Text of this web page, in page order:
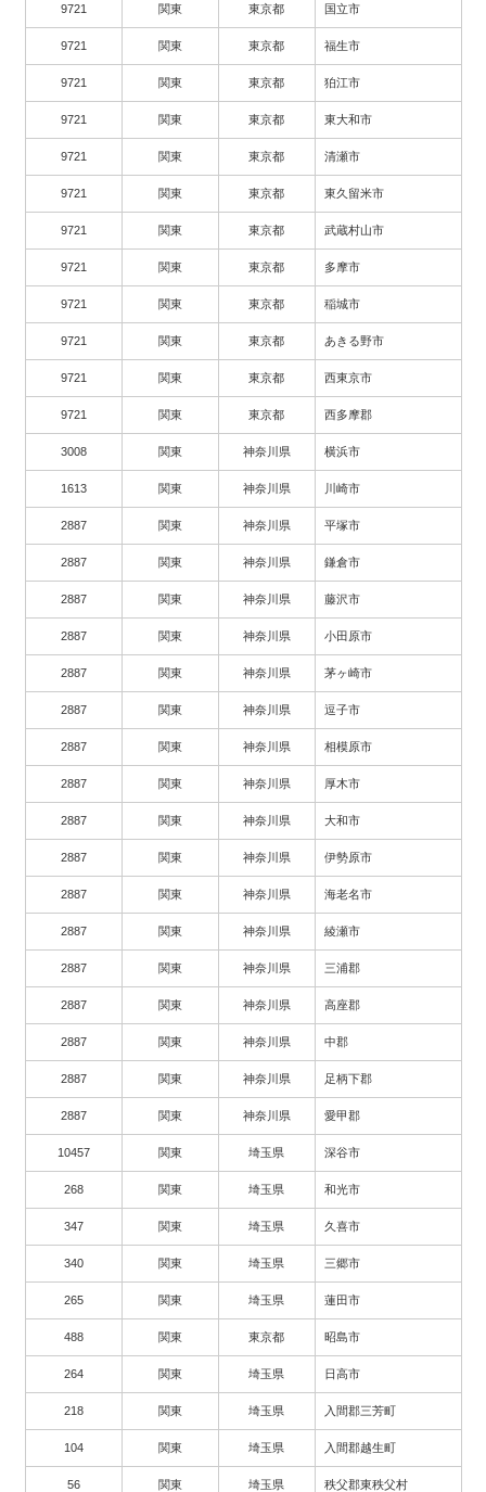
9721 関東 東京都 国立市
9721 関東 東京都 福生市
9721 関東 東京都 狛江市
9721 関東 東京都 東大和市
9721 関東 東京都 清瀬市
9721 関東 東京都 東久留米市
9721 関東 東京都 武蔵村山市
9721 関東 東京都 多摩市
9721 関東 東京都 稲城市
9721 関東 東京都 あきる野市
9721 関東 東京都 西東京市
9721 関東 東京都 西多摩郡
3008 関東 神奈川県 横浜市
1613 関東 神奈川県 川崎市
2887 関東 神奈川県 平塚市
2887 関東 神奈川県 鎌倉市
2887 関東 神奈川県 藤沢市
2887 関東 神奈川県 小田原市
2887 関東 神奈川県 茅ヶ崎市
2887 関東 神奈川県 逗子市
2887 関東 神奈川県 相模原市
2887 関東 神奈川県 厚木市
2887 関東 神奈川県 大和市
2887 関東 神奈川県 伊勢原市
2887 関東 神奈川県 海老名市
2887 関東 神奈川県 綾瀬市
2887 関東 神奈川県 三浦郡
2887 関東 神奈川県 高座郡
2887 関東 神奈川県 中郡
2887 関東 神奈川県 足柄下郡
2887 関東 神奈川県 愛甲郡
10457 関東 埼玉県 深谷市
268 関東 埼玉県 和光市
347 関東 埼玉県 久喜市
340 関東 埼玉県 三郷市
265 関東 埼玉県 蓮田市
488 関東 東京都 昭島市
264 関東 埼玉県 日高市
218 関東 埼玉県 入間郡三芳町
104 関東 埼玉県 入間郡越生町
56 関東 埼玉県 秩父郡東秩父村